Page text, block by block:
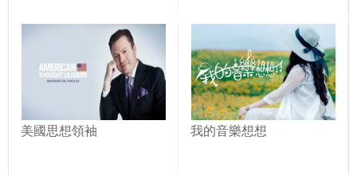
美國思想領袖 我的音樂想想